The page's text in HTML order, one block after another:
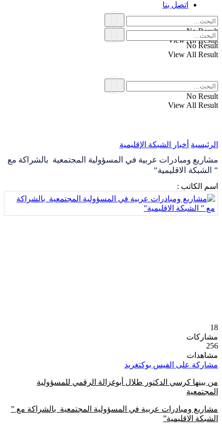
No Result
View All Result
اتصل بنا
No Result
View All Result
No Result
View All Result
الرئيسية أخبار الشبكة الإقليمية
مشاريع ومبادرات عربية في المسؤولية المجتمعية بالشراكة مع
” الشبكة الاقليمية”
اسم الكاتب :
18
مشاركات
256
مشاهدات
مشاركة على الفيس بوكتغريد
من بينها كرسي الدكتور طلال أبوغزالة الرقمي للمسؤولية
المجتمعية
مشاريع ومبادرات عربية في المسؤولية المجتمعية بالشراكة مع ”
الشبكة الاقليمية”